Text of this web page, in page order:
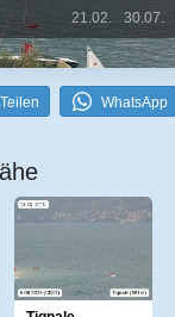
30.07.
21.02.
Teilen WhatsApp